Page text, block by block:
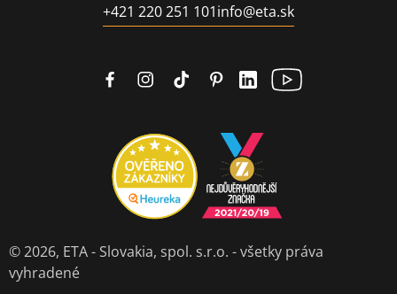
+421 220 251 101info@eta.sk
© 2026, ETA - Slovakia, spol. s.r.o. - všetky práva
vyhradené